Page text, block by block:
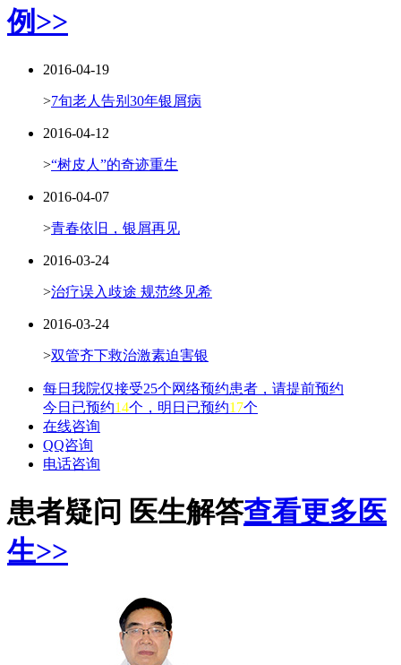
例>>
2016-04-19
>7旬老人告别30年银屑病
2016-04-12
>“树皮人”的奇迹重生
2016-04-07
>青春依旧，银屑再见
2016-03-24
>治疗误入歧途 规范终见希
2016-03-24
>双管齐下救治激素迫害银
每日我院仅接受25个网络预约患者，请提前预约
今日已预约14个，明日已预约17个
在线咨询
QQ咨询
电话咨询
患者疑问 医生解答查看更多医
生>>